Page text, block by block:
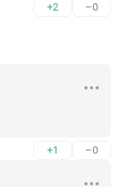
+2 –0
+1 –0